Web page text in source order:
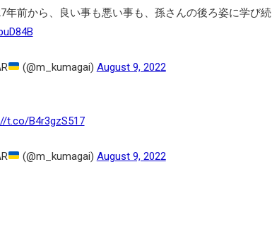
年前から、良い事も悪い事も、孫さんの後ろ姿に学び続
(@m_kumagai) August 9, 2022
t.co/B4r3gzS517
(@m_kumagai) August 9, 2022